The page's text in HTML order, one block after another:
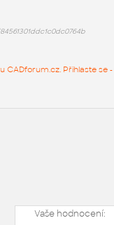
CADforum.cz. Přihlaste se -
Vaše hodnocení: